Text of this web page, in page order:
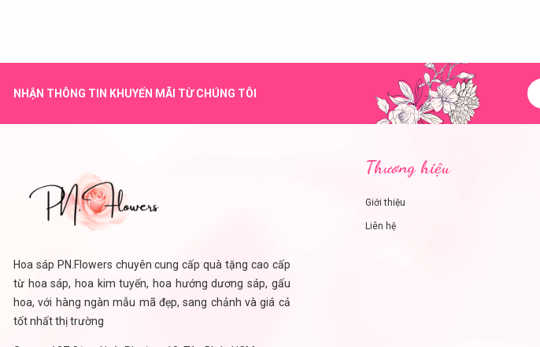
NHẬN THÔNG TIN KHUYẾN MÃI TỪ CHÚNG TÔI
Hoa sáp PN.Flowers chuyên cung cấp quà tặng cao cấp
từ hoa sáp, hoa kim tuyến, hoa hướng dương sáp, gấu
hoa, với hàng ngàn mẫu mã đẹp, sang chảnh và giá cả
tốt nhất thị trường
Thương hiệu
Giới thiệu
Liên hệ